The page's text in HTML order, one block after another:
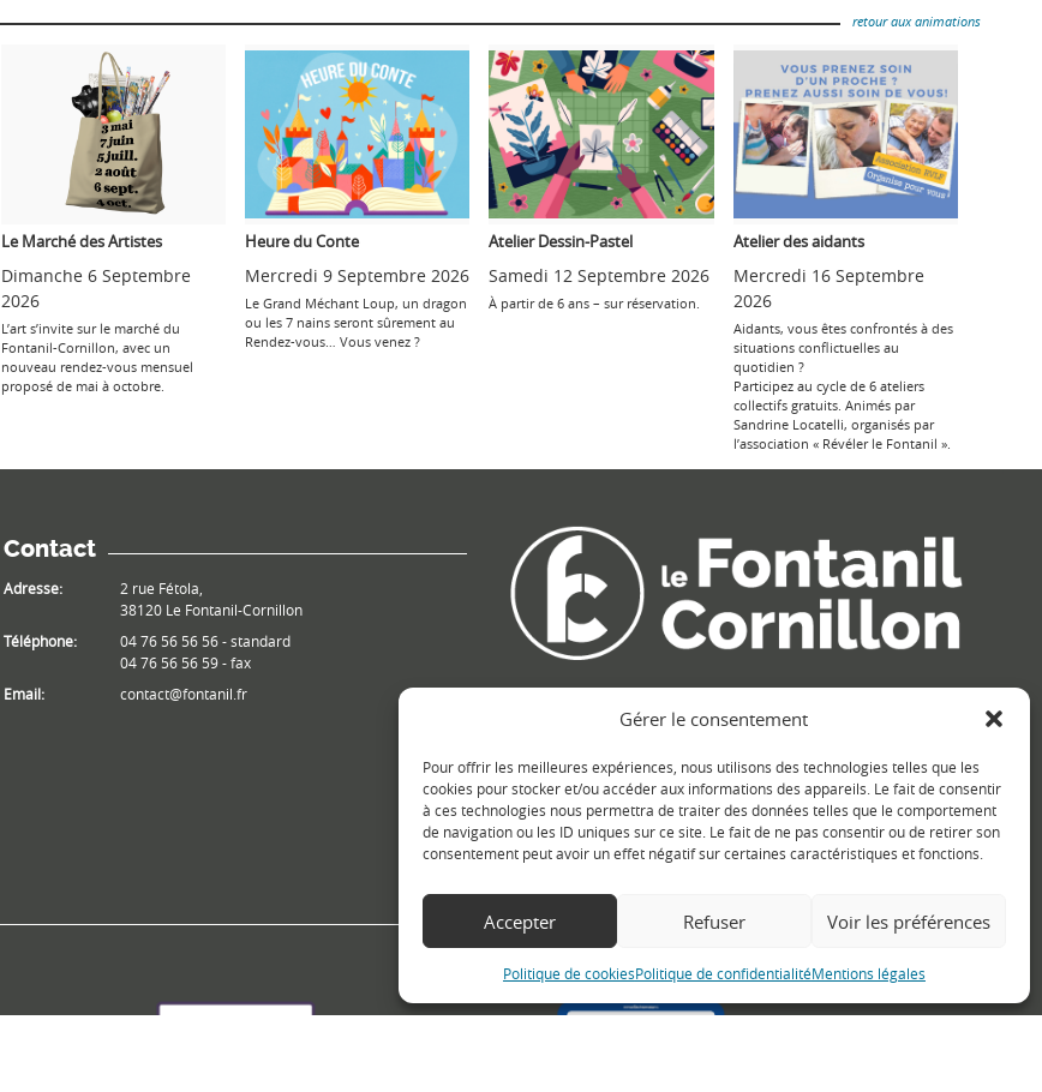
Gérer le consentement
Pour offrir les meilleures expériences, nous utilisons des technologies telles que les
cookies pour stocker et/ou accéder aux informations des appareils. Le fait de consentir
à ces technologies nous permettra de traiter des données telles que le comportement
de navigation ou les ID uniques sur ce site. Le fait de ne pas consentir ou de retirer son
consentement peut avoir un effet négatif sur certaines caractéristiques et fonctions.
Accepter Refuser Voir les préférences
Politique de cookiesPolitique de confidentialitéMentions légales
retour aux animations
Le Marché des Artistes
Dimanche 6 Septembre
2026
L’art s’invite sur le marché du
Fontanil-Cornillon, avec un
nouveau rendez-vous mensuel
proposé de mai à octobre.
Heure du Conte
Mercredi 9 Septembre 2026
Le Grand Méchant Loup, un dragon
ou les 7 nains seront sûrement au
Rendez-vous… Vous venez ?
Atelier Dessin-Pastel
Samedi 12 Septembre 2026
À partir de 6 ans – sur réservation.
Atelier des aidants
Mercredi 16 Septembre
2026
Aidants, vous êtes confrontés à des
situations conflictuelles au
quotidien ?
Participez au cycle de 6 ateliers
collectifs gratuits. Animés par
Sandrine Locatelli, organisés par
l’association « Révéler le Fontanil ».
Contact
Adresse:
2 rue Fétola,
38120 Le Fontanil-Cornillon
Téléphone:
04 76 56 56 56 - standard
04 76 56 56 59 - fax
Email:
contact@fontanil.fr
Réseaux sociaux
Retrouvez les informations de la commune sur différents réseaux
sociaux.